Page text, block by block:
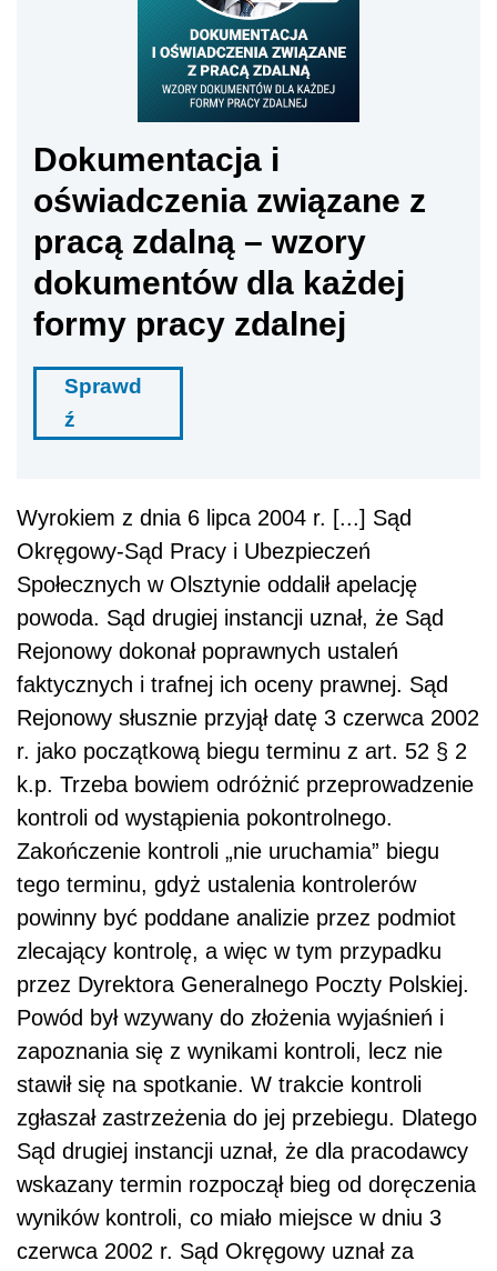
Dokumentacja i
oświadczenia związane z
pracą zdalną – wzory
dokumentów dla każdej
formy pracy zdalnej
Sprawd
ź
Wyrokiem z dnia 6 lipca 2004 r. [...] Sąd
Okręgowy-Sąd Pracy i Ubezpieczeń
Społecznych w Olsztynie oddalił apelację
powoda. Sąd drugiej instancji uznał, że Sąd
Rejonowy dokonał poprawnych ustaleń
faktycznych i trafnej ich oceny prawnej. Sąd
Rejonowy słusznie przyjął datę 3 czerwca 2002
r. jako początkową biegu terminu z art. 52 § 2
k.p. Trzeba bowiem odróżnić przeprowadzenie
kontroli od wystąpienia pokontrolnego.
Zakończenie kontroli „nie uruchamia” biegu
tego terminu, gdyż ustalenia kontrolerów
powinny być poddane analizie przez podmiot
zlecający kontrolę, a więc w tym przypadku
przez Dyrektora Generalnego Poczty Polskiej.
Powód był wzywany do złożenia wyjaśnień i
zapoznania się z wynikami kontroli, lecz nie
stawił się na spotkanie. W trakcie kontroli
zgłaszał zastrzeżenia do jej przebiegu. Dlatego
Sąd drugiej instancji uznał, że dla pracodawcy
wskazany termin rozpoczął bieg od doręczenia
wyników kontroli, co miało miejsce w dniu 3
czerwca 2002 r. Sąd Okręgowy uznał za